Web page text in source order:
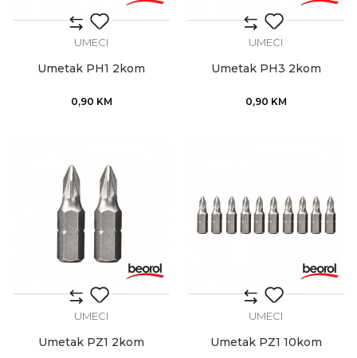
UMECI
Umetak PH1 2kom
0,90 KM
UMECI
Umetak PH3 2kom
0,90 KM
UMECI
Umetak PZ1 2kom
UMECI
Umetak PZ1 10kom